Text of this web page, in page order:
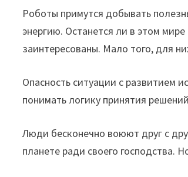
Роботы примутся добывать
энергию. Останется ли в этом
заинтересованы. Мало того, для
Опасность ситуации с развитием
понимать логику принятия
Люди бесконечно воюют друг с
планете ради своего господства.